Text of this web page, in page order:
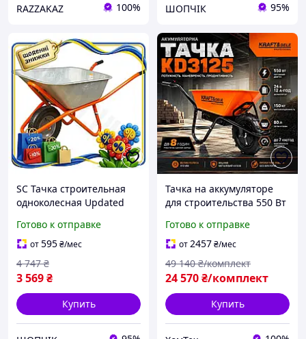
RAZZAKAZ 100% ШОПЧІК 95%
SC Тачка строительная
одноколесная Updated
перевозки материалов
садовая тележ CH2_99K
Готово к отправке
от595₴/мес
3 569₴
4 747 ₴
Купить
Тачка на аккумуляторе
для строительства 550 Вт
Kraft&Dele Тачка
автоматическая
Готово к отправке
от2457₴/мес
24 570₴/комплект
49 140 ₴/комплект
Купить